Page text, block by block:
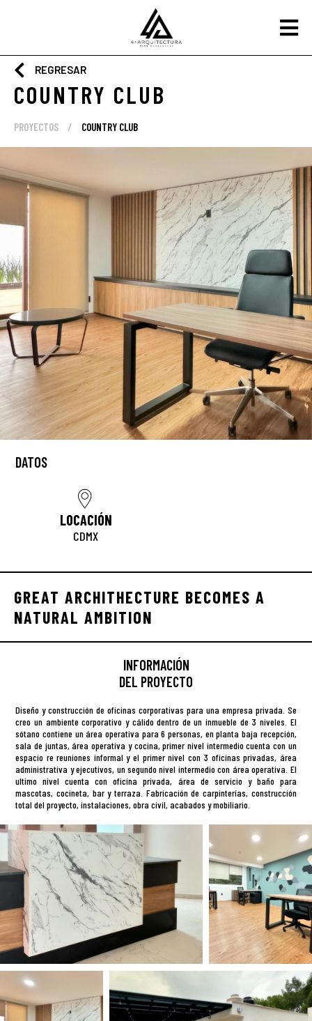
avukat
REGRESAR
COUNTRY CLUB
PROYECTOS / COUNTRY CLUB
DATOS
LOCACIÓN
CDMX
GREAT ARCHITHECTURE BECOMES A
NATURAL AMBITION
INFORMACIÓN
DEL PROYECTO
Diseño y construcción de oficinas corporativas para una empresa privada. Se
creo un ambiente corporativo y cálido dentro de un inmueble de 3 niveles. El
sótano contiene un área operativa para 6 personas, en planta baja recepción,
sala de juntas, área operativa y cocina, primer nivel intermedio cuenta con un
espacio re reuniones informal y el primer nivel con 3 oficinas privadas, área
administrativa y ejecutivos, un segundo nivel intermedio con área operativa. El
ultimo nivel cuenta con oficina privada, área de servicio y baño para
mascotas, cocineta, bar y terraza. Fabricación de carpinterías, construcción
total del proyecto, instalaciones, obra civil, acabados y mobiliario.